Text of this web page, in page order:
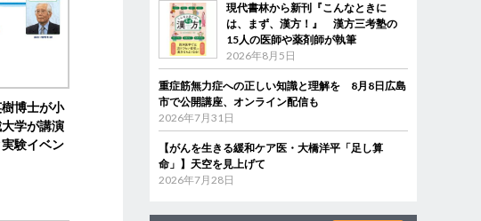
博士が小
学が講演
験イベン
現代書林から新刊『こんなときに
は、まず、漢方！』 漢方三考塾の
15人の医師や薬剤師が執筆
2026年8月5日
重症筋無力症への正しい知識と理解を 8月8日広島
市で公開講座、オンライン配信も
2026年7月31日
【がんを生きる緩和ケア医・大橋洋平「足し算
命」】天空を見上げて
2026年7月28日